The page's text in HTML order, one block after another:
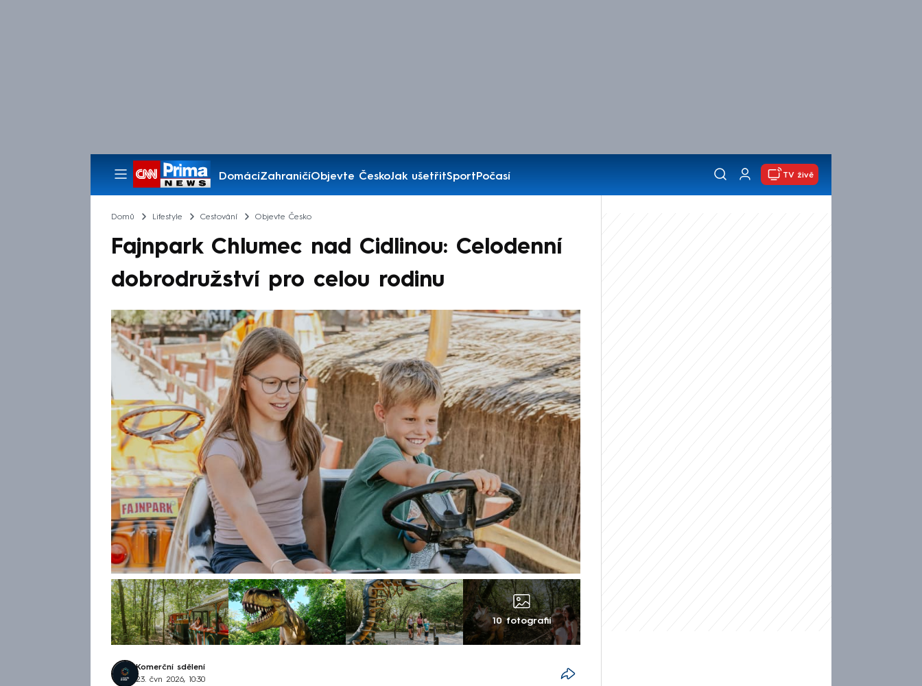
DomácíZahraničíObjevte ČeskoJak ušetřitSportPočasí
Pořady
TV živě
Domů Lifestyle Cestování Objevte Česko
Fajnpark Chlumec nad Cidlinou: Celodenní
dobrodružství pro celou rodinu
10 fotografií
Komerční sdělení
23. čvn 2026, 10:30